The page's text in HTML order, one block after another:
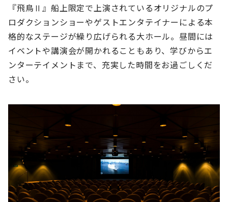
『飛鳥Ⅱ』船上限定で上演されているオリジナルのプ
ロダクションショーやゲストエンタテイナーによる本
格的なステージが繰り広げられる大ホール。昼間には
イベントや講演会が開かれることもあり、学びからエ
ンターテイメントまで、充実した時間をお過ごしくだ
さい。